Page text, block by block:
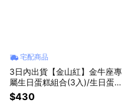
宅配商品
3日內出貨【金山紅】金牛座專
屬生日蛋糕組合(3入)/生日蛋糕 /
禮盒/星座限定
$430